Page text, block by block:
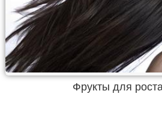
Фрукты для